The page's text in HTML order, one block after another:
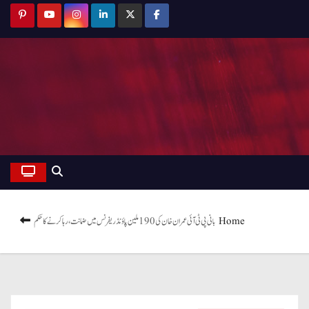
Home بانی پی ٹی آئی عمران خان کی 190 ملین پاؤنڈ ریفرنس میں ضمانت، رہا کرنے کا حکم